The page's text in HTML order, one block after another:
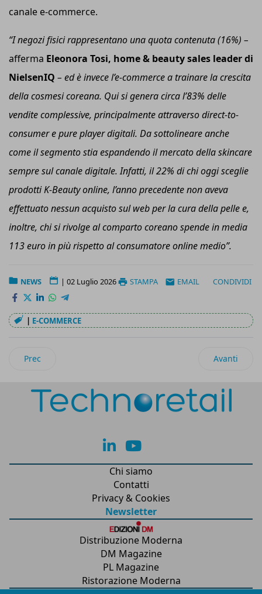
canale e-commerce.
“Inegozi fisici rappresentano una quota contenuta (16%) –
afferma Eleonora Tosi, home & beauty sales leader di
NielsenIQ – ed è invece l’e-commerce a trainare la crescita
della cosmesi coreana. Qui si genera circa l’83% delle
vendite complessive, principalmente attraverso direct-to-
consumer e pure player digitali. Da sottolineare anche
come il segmento stia espandendo il mercato della skincare
sempre sul canale digitale. Infatti, il 22% di chi oggi sceglie
prodotti K-Beauty online, l’anno precedente non aveva
effettuato nessun acquisto sul web per la cura della pelle e,
inoltre, chi si rivolge al comparto coreano spende in media
113 euro in più rispetto al consumatore online medio”.
NEWS | 02 Luglio 2026 STAMPA EMAIL CONDIVIDI
| E-COMMERCE
Articolo precedente: Alibaba.com: in UE ventilatori portatili
Prec Articolo
Avanti
lk yt
Chi siamo
Contatti
Privacy & Cookies
Newsletter
Distribuzione Moderna
DM Magazine
PL Magazine
Ristorazione Moderna